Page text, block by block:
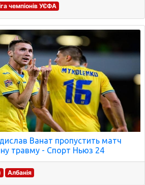
чемпіонів УЄФА
Ванат пропустить матч
травму - Спорт Ньюз 24
Албанія